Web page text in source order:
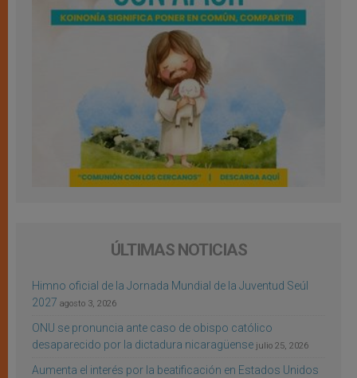
ÚLTIMAS NOTICIAS
Himno oficial de la Jornada Mundial de la Juventud Seúl
2027 agosto 3, 2026
ONU se pronuncia ante caso de obispo católico
desaparecido por la dictadura nicaragüense julio 25, 2026
Aumenta el interés por la beatificación en Estados Unidos